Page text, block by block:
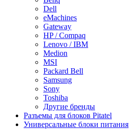
Dell
eMachines
Gateway
HP / Compaq
Lenovo / IBM
Medion
MSI
Packard Bell
Samsung
Sony
Toshiba
Другие бренды
Разъемы для блоков Pitatel
Универсальные блоки питания